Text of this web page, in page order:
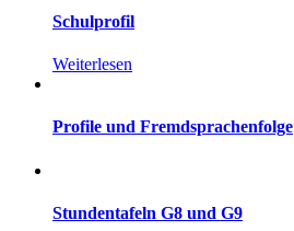
Schulprofil
Weiterlesen
Profile und Fremdsprachenfolge
Stundentafeln G8 und G9